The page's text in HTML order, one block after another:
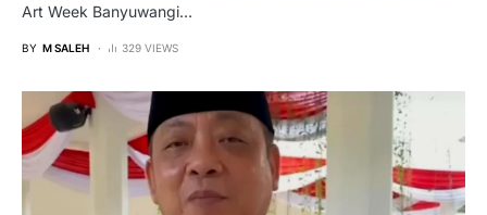
Art Week Banyuwangi…
BY M SALEH 329 VIEWS